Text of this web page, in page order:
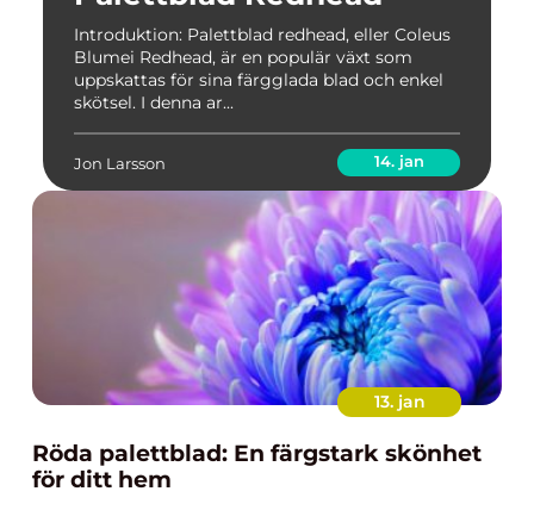
Introduktion: Palettblad redhead, eller Coleus
Blumei Redhead, är en populär växt som
uppskattas för sina färgglada blad och enkel
skötsel. I denna ar...
Jon Larsson 14. jan
13. jan
Röda palettblad: En färgstark skönhet
för ditt hem